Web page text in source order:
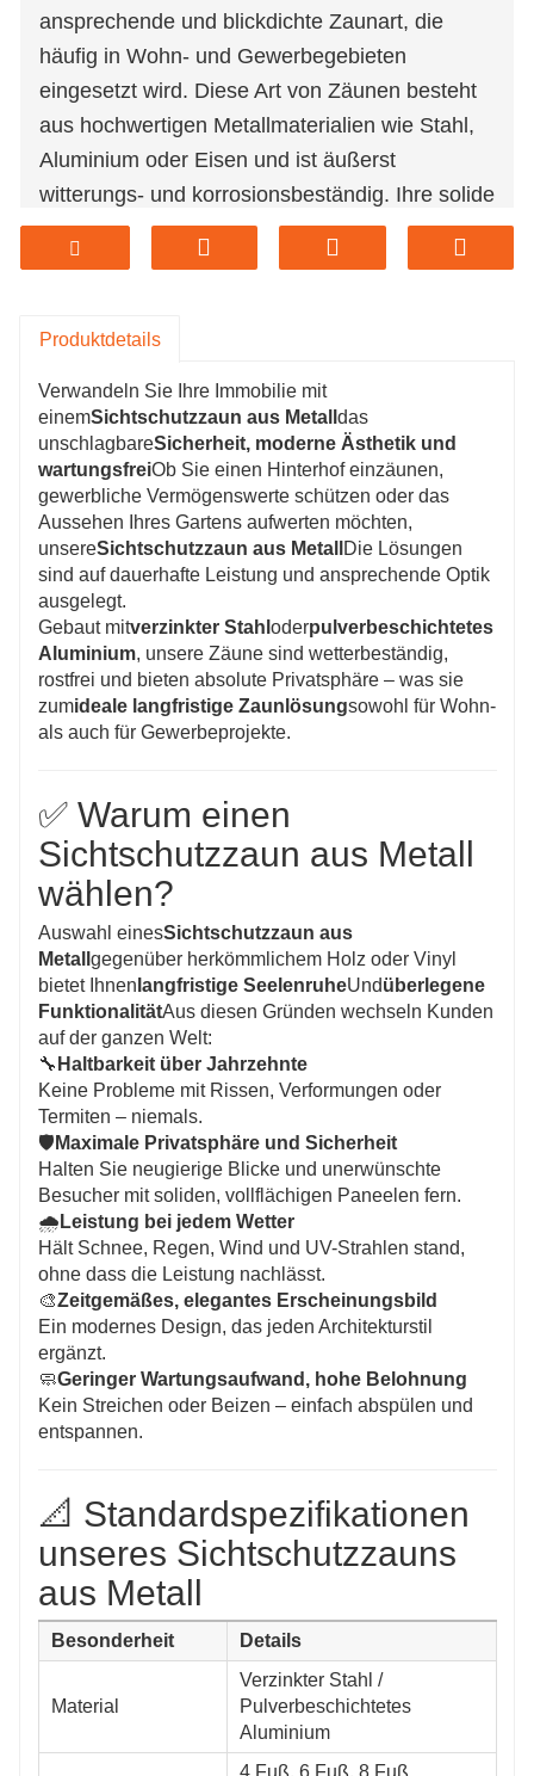
ansprechende und blickdichte Zaunart, die
häufig in Wohn- und Gewerbegebieten
eingesetzt wird. Diese Art von Zäunen besteht
aus hochwertigen Metallmaterialien wie Stahl,
Aluminium oder Eisen und ist äußerst
witterungs- und korrosionsbeständig. Ihre solide
Konstruktion schützt nicht nur effektiv vor
Blicken und bietet Privatsphäre, sondern auch
aus Metall sind in verschiedenen Designs
unterschiedliche Bedürfnisse angepasst
werden. Von modernen, minimalistischen,
geradlinigen Designs bis hin zu traditionellen
Stilen mit dekorativen Elementen ist für jeden
Geschmack etwas dabei.
Produktdetails
Verwandeln Sie Ihre Immobilie mit
einemSichtschutzzaun aus Metall das
unschlagbareSicherheit, moderne Ästhetik und
wartungsfreiOb Sie einen Hinterhof einzäunen,
gewerbliche Vermögenswerte schützen oder das
Aussehen Ihres Gartens aufwerten möchten,
unsereSichtschutzzaun aus Metall Die Lösungen
sind auf dauerhafte Leistung und ansprechende Optik
ausgelegt.
Gebaut mitverzinkter Stahl oderpulverbeschichtetes
Aluminium, unsere Zäune sind wetterbeständig,
rostfrei und bieten absolute Privatsphäre – was sie
zumideale langfristige Zaunlösungsowohl für Wohn-
als auch für Gewerbeprojekte.
✅ Warum einen
Sichtschutzzaun aus Metall
wählen?
Auswahl einesSichtschutzzaun aus
Metall gegenüber herkömmlichem Holz oder Vinyl
bietet Ihnen langfristige SeelenruheUndüberlegene
FunktionalitätAus diesen Gründen wechseln Kunden
auf der ganzen Welt:
🔧 Haltbarkeit über Jahrzehnte
Keine Probleme mit Rissen, Verformungen oder
Termiten – niemals.
🛡️ Maximale Privatsphäre und Sicherheit
Halten Sie neugierige Blicke und unerwünschte
Besucher mit soliden, vollflächigen Paneelen fern.
🌧️ Leistung bei jedem Wetter
Hält Schnee, Regen, Wind und UV-Strahlen stand,
ohne dass die Leistung nachlässt.
🎨Zeitgemäßes, elegantes Erscheinungsbild
Ein modernes Design, das jeden Architekturstil
ergänzt.
🧼Geringer Wartungsaufwand, hohe Belohnung
Kein Streichen oder Beizen – einfach abspülen und
entspannen.
📐 Standardspezifikationen
unseres Sichtschutzzauns
aus Metall
Besonderheit Details
Material
Verzinkter Stahl /
Pulverbeschichtetes
Aluminium
4 Fuß, 6 Fuß, 8 Fuß